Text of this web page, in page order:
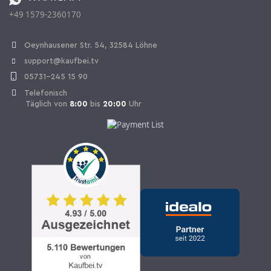
Vertrag widerrufen
+49 1579-2360170
Oeynhausener Str. 54, 32584 Löhne
support@kaufbei.tv
05731-245 15 90
Telefonisch
Täglich von 8:00 bis 20:00 Uhr